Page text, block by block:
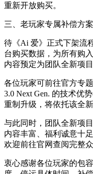
重新开放购买。
三、老玩家专属补偿方案
待《Ai 爱》正式下架流
台购买数据，为所有购
内容预定为团队全新项
各位玩家可前往官方专
3.0 Next Gen. 的技术优
重制升级，将依托该全
与此同时，团队全新项
内容丰富、福利诚意十
欢迎前往官网查阅完整
衷心感谢各位玩家的包